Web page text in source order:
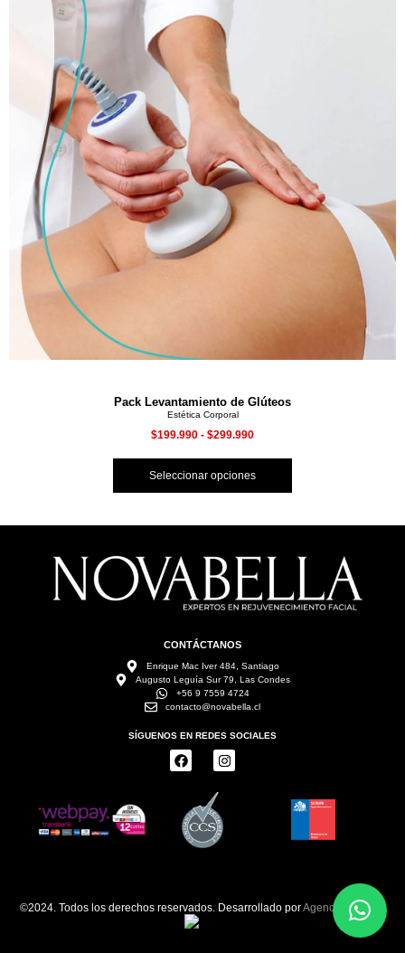
Pack Levantamiento de Glúteos
Estética Corporal
$199.990 - $299.990
Seleccionar opciones
CONTÁCTANOS
Enrique Mac Iver 484, Santiago
Augusto Leguía Sur 79, Las Condes
+56 9 7559 4724
contacto@novabella.cl
SÍGUENOS EN REDES SOCIALES
©2024. Todos los derechos reservados. Desarrollado porAgenciailuminati